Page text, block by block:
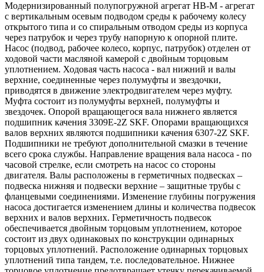
Модернизированный полупогружной агрегат НВ-М - агрегат
с вертикальным осевым подводом среды к рабочему колесу
открытого типа и со спиральным отводом среды из корпуса
через патрубок и через трубу напорную к опорной плите.
Насос (подвод, рабочее колесо, корпус, патрубок) отделен от
ходовой части масляной камерой с двойным торцовым
уплотнением. Ходовая часть насоса - вал нижний и валы
верхние, соединенные через полумуфты и звездочки,
приводятся в движение электродвигателем через муфту.
Муфта состоит из полумуфты верхней, полумуфты и
звездочек. Опорой вращающегося вала нижнего является
подшипник качения 3309Е-2Z SKF. Опорами вращающихся
валов верхних являются подшипники качения 6307-2Z SKF.
Подшипники не требуют дополнительной смазки в течение
всего срока службы. Направление вращения вала насоса - по
часовой стрелке, если смотреть на насос со стороны
двигателя. Валы расположены в герметичных подвесках –
подвеска нижняя и подвески верхние – защитные трубы с
фланцевыми соединениями. Изменение глубины погружения
насоса достигается изменением длины и количества подвесок
верхних и валов верхних. Герметичность подвесок
обеспечивается двойным торцовым уплотнением, которое
состоит из двух одинаковых по конструкции одинарных
торцовых уплотнений. Расположение одинарных торцовых
уплотнений типа тандем, т.е. последовательное. Нижнее